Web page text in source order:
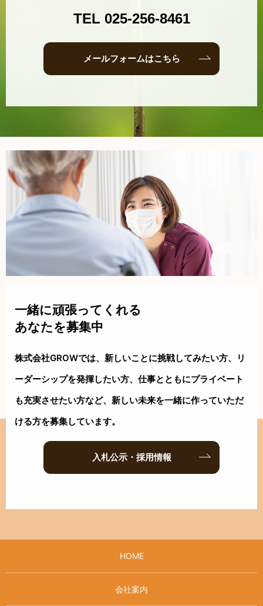
TEL 025-256-8461
メールフォームはこちら
一緒に頑張ってくれる
あなたを募集中
株式会社GROWでは、新しいことに挑戦してみたい方、リ
ーダーシップを発揮したい方、仕事とともにプライベート
も充実させたい方など、新しい未来を一緒に作っていただ
ける方を募集しています。
入札公示・採用情報
HOME
会社案内